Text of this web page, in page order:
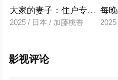
大家的妻子：住户专用洞口
2025 / 日本 / 加藤桃香
每
影视评论